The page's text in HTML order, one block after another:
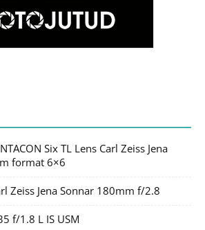
Six TL Lens Carl Zeiss Jena
format 6×6
Zeiss Jena Sonnar 180mm f/2.8
f/1.8 L IS USM